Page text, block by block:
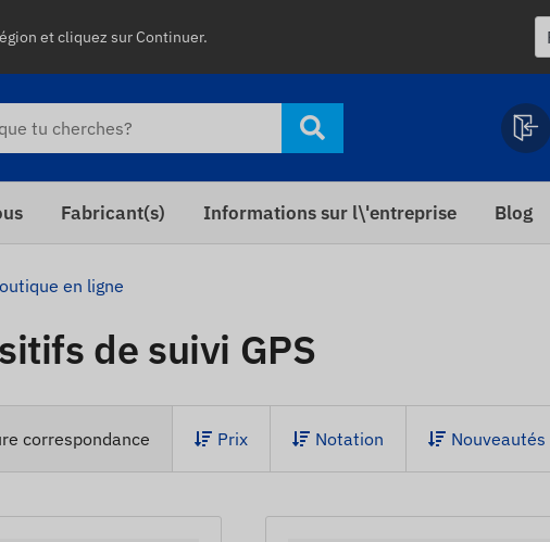
et cliquez sur Continuer.
Fabricant(s) Informations sur l\'entreprise Blog
en ligne
de suivi GPS
correspondance Prix Notation Nouveautés